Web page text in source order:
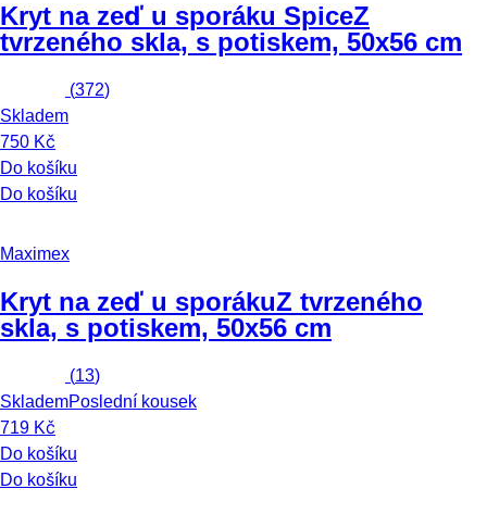
Kryt na zeď u sporáku SpiceZ
tvrzeného skla, s potiskem, 50x56 cm
(372)
Skladem
750 Kč
Do košíku
Do košíku
Maximex
Kryt na zeď u sporákuZ tvrzeného
skla, s potiskem, 50x56 cm
(13)
SklademPoslední kousek
719 Kč
Do košíku
Do košíku